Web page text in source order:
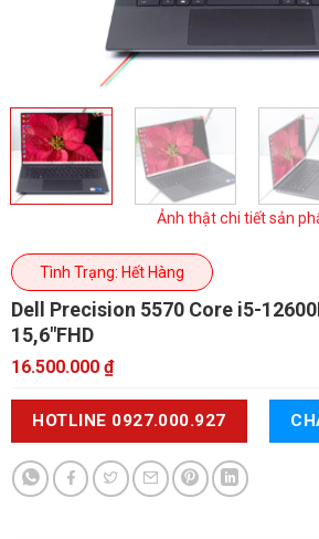
Ảnh thật chi tiết sản
Tình Trạng: Hết Hàng
Dell Precision 5570 Core i5-
15,6"FHD
16.500.000 ₫
HOTLINE 0927.000.927